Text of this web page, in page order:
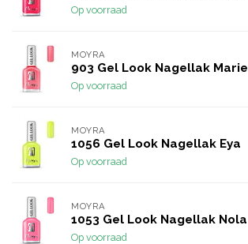
Op voorraad
MOYRA
903 Gel Look Nagellak Marie
Op voorraad
MOYRA
1056 Gel Look Nagellak Eya
Op voorraad
MOYRA
1053 Gel Look Nagellak Nola
Op voorraad